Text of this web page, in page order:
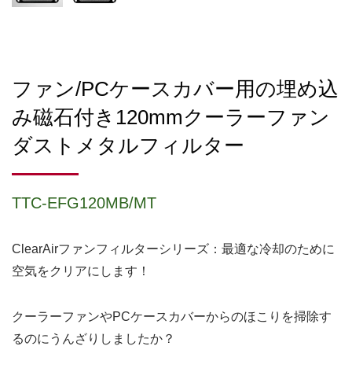
ファン/PCケースカバー用の埋め込
み磁石付き120mmクーラーファン
ダストメタルフィルター
TTC-EFG120MB/MT
ClearAirファンフィルターシリーズ：最適な冷却のために
空気をクリアにします！
クーラーファンやPCケースカバーからのほこりを掃除す
るのにうんざりしましたか？